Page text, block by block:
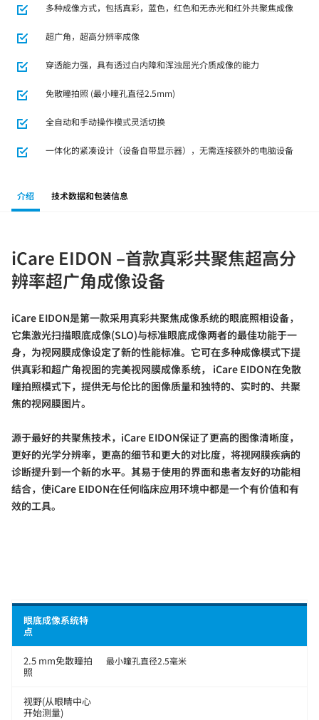
多种成像方式，包括真彩，蓝色，红色和无赤光和红外共聚焦成像
超广角，超高分辨率成像
穿透能力强，具有透过白内障和浑浊屈光介质成像的能力
免散瞳拍照 (最小瞳孔直径2.5mm)
全自动和手动操作模式灵活切换
一体化的紧凑设计（设备自带显示器），无需连接额外的电脑设备
介绍 技术数据和包装信息
iCare EIDON –首款真彩共聚焦超高分
辨率超广角成像设备
iCare EIDON是第一款采用真彩共聚焦成像系统的眼底照相设备，
它集激光扫描眼底成像(SLO)与标准眼底成像两者的最佳功能于一
身，为视网膜成像设定了新的性能标准。它可在多种成像模式下提
供真彩和超广角视图的完美视网膜成像系统， iCare EIDON在免散
瞳拍照模式下，提供无与伦比的图像质量和独特的、实时的、共聚
焦的视网膜图片。
源于最好的共聚焦技术， iCare EIDON保证了更高的图像清晰度，
更好的光学分辨率，更高的细节和更大的对比度，将视网膜疾病的
诊断提升到一个新的水平。其易于使用的界面和患者友好的功能相
结合，使iCare EIDON在任何临床应用环境中都是一个有价值和有
效的工具。
眼底成像系统特
点
2.5 mm免散瞳拍
照
最小瞳孔直径2.5毫米
视野(从眼睛中心
开始测量)